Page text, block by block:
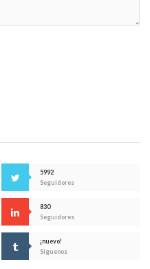
5992
Seguidores
830
Seguidores
¡nuevo!
Síguenos